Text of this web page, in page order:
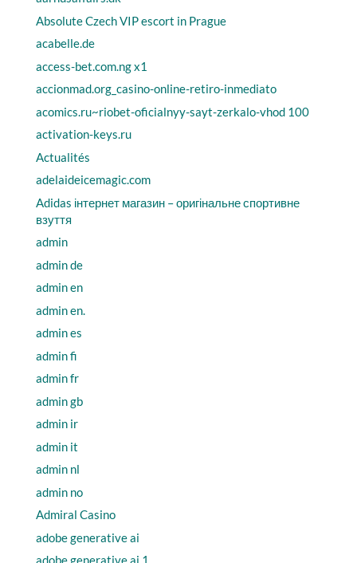
Absolute Czech VIP escort in Prague
acabelle.de
access-bet.com.ng x1
accionmad.org_casino-online-retiro-inmediato
acomics.ru~riobet-oficialnyy-sayt-zerkalo-vhod 100
activation-keys.ru
Actualités
adelaideicemagic.com
Adidas інтернет магазин – оригінальне спортивне
взуття
admin
admin de
admin en
admin en.
admin es
admin fi
admin fr
admin gb
admin ir
admin it
admin nl
admin no
Admiral Casino
adobe generative ai
adobe generative ai 1